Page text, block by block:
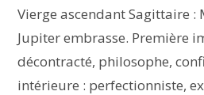
Vierge ascendant Sagittaire :
Jupiter embrasse. Première
décontracté, philosophe,
intérieure : perfectionniste,